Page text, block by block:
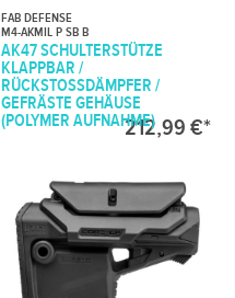
FAB DEFENSE
M4-AKMIL P SB B
AK47 SCHULTERSTÜTZE
KLAPPBAR /
RÜCKSTOSSDÄMPFER / G
EFRÄSTE GEHÄUSE (
POLYMER AUFNAHME)212,99 €*